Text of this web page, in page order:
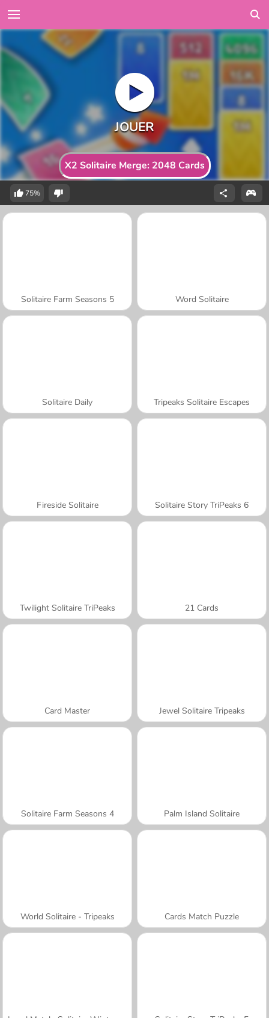
X2 Solitaire Merge: 2048 Cards
75%
Solitaire Farm Seasons 5 Word Solitaire
Solitaire Daily Tripeaks Solitaire Escapes
Fireside Solitaire Solitaire Story TriPeaks 6
Twilight Solitaire TriPeaks 21 Cards
Card Master Jewel Solitaire Tripeaks
Solitaire Farm Seasons 4 Palm Island Solitaire
World Solitaire - Tripeaks Cards Match Puzzle